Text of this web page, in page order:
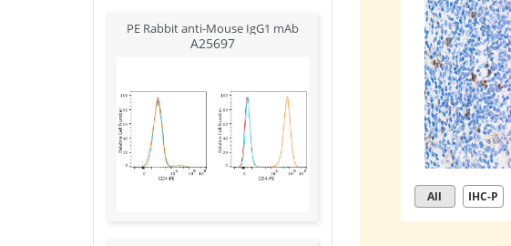
PE Rabbit anti-Mouse IgG1 mAb
A25697
All IHC-P